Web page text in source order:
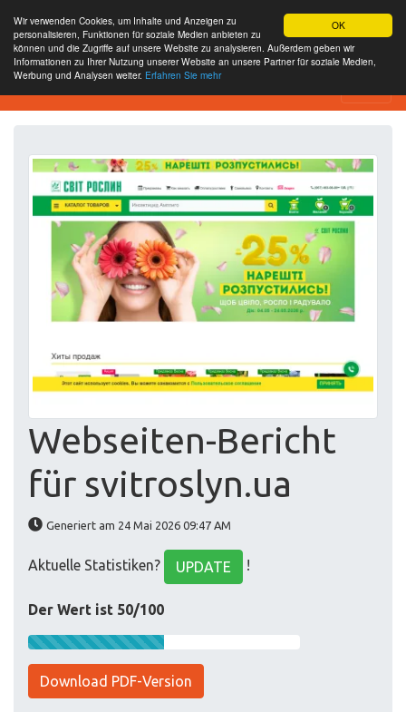
OK
Wir verwenden Cookies, um Inhalte und Anzeigen zu
personalisieren, Funktionen für soziale Medien anbieten zu
können und die Zugriffe auf unsere Website zu analysieren. Außerdem geben wir
Informationen zu Ihrer Nutzung unserer Website an unsere Partner für soziale Medien,
Werbung und Analysen weiter. Erfahren Sie mehr
Website-Analyse-Tool
Webseiten-Bericht
für svitroslyn.ua
Generiert am 24 Mai 2026 09:47 AM
Aktuelle Statistiken? UPDATE !
Der Wert ist 50/100
Download PDF-Version